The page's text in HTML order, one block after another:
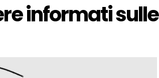
informati sulle